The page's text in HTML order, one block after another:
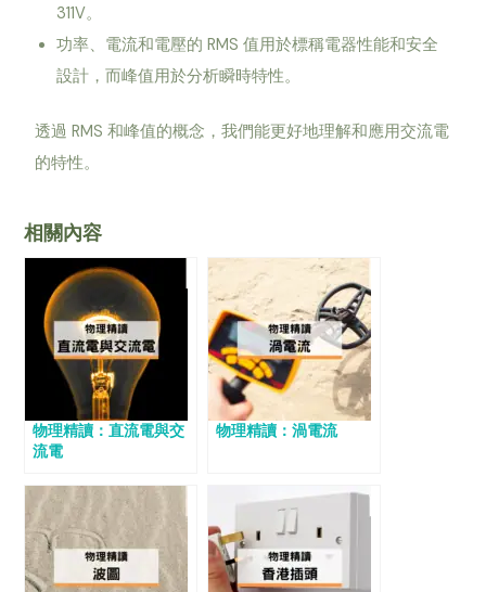
311V。
功率、電流和電壓的 RMS 值用於標稱電器性能和安全
設計，而峰值用於分析瞬時特性。
透過 RMS 和峰值的概念，我們能更好地理解和應用交流電
的特性。
相關內容
物理精讀：直流電與交
流電
物理精讀：渦電流